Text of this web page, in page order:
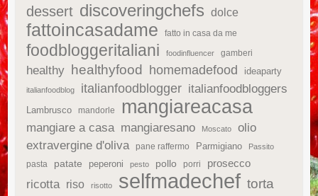
dessert discoveringchefs dolce
fattoincasadame fatto in casa da me
foodbloggeritaliani foodinfluencer gamberi
healthy healthyfood homemadefood ideaparty
italianfoodblog italianfoodblogger italianfoodbloggers
Lambrusco mandorle mangiareacasa
mangiare a casa mangiaresano Moscato
olio
extravergine d'oliva
pane raffermo Parmigiano Passito
pasta patate peperoni pesto pollo porri prosecco
ricotta riso risotto selfmadechef torta